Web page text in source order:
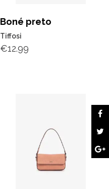
Boné preto
Tiffosi
€12.99